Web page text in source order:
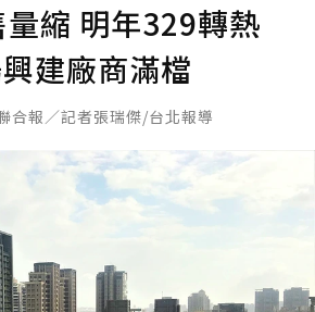
縮 明年329轉熱
建廠商滿檔
合報／記者張瑞傑/台北報導